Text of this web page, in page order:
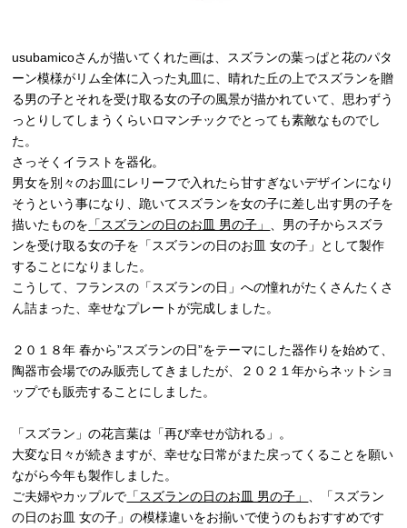
usubamicoさんが描いてくれた画は、スズランの葉っぱと花のパタ
ーン模様がリム全体に入った丸皿に、晴れた丘の上でスズランを贈
る男の子とそれを受け取る女の子の風景が描かれていて、思わずう
っとりしてしまうくらいロマンチックでとっても素敵なものでし
た。
さっそくイラストを器化。
男女を別々のお皿にレリーフで入れたら甘すぎないデザインになり
そうという事になり、跪いてスズランを女の子に差し出す男の子を
描いたものを 「スズランの日のお皿 男の子」
、男の子からスズラ
ンを受け取る女の子を「スズランの日のお皿 女の子」として製作
することになりました。
こうして、フランスの「スズランの日」への憧れがたくさんたくさ
ん詰まった、幸せなプレートが完成しました。
２０１８年 春から”スズランの日”をテーマにした器作りを始めて、
陶器市会場でのみ販売してきましたが、２０２１年からネットショ
ップでも販売することにしました。
「スズラン」の花言葉は「再び幸せが訪れる」。
大変な日々が続きますが、幸せな日常がまた戻ってくることを願い
ながら今年も製作しました。
ご夫婦やカップルで 「スズランの日のお皿 男の子」
、「スズラン
の日のお皿 女の子」の模様違いをお揃いで使うのもおすすめです